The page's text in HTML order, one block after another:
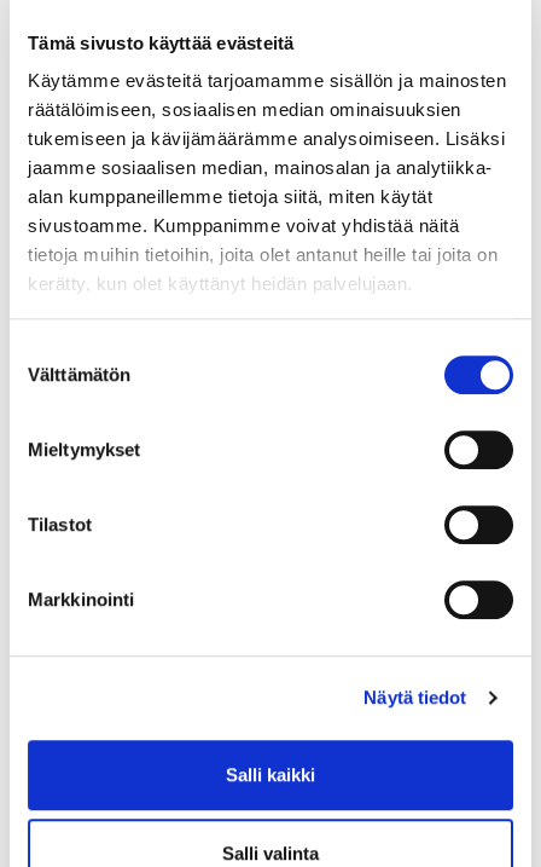
Tämä sivusto käyttää evästeitä
Käytämme evästeitä tarjoamamme sisällön ja mainosten
räätälöimiseen, sosiaalisen median ominaisuuksien
tukemiseen ja kävijämäärämme analysoimiseen. Lisäksi
jaamme sosiaalisen median, mainosalan ja analytiikka-
alan kumppaneillemme tietoja siitä, miten käytät
sivustoamme. Kumppanimme voivat yhdistää näitä
tietoja muihin tietoihin, joita olet antanut heille tai joita on
kerätty, kun olet käyttänyt heidän palvelujaan.
valinta
Välttämätön
Mieltymykset
Tilastot
Markkinointi
Näytä tiedot
Salli kaikki
Salli valinta
aiheutunutta kulumaa. Ota yhteys panttilainaamoon
kuljetusmaksuista sopimiseksi. Paino: 0 g
(1)
Johtava huuto:tomba
Hakaniemen Pantti
20.8.2026 19:01:30
Timanttisormus 2xn.0.40ct 1xn.0.80ct, koko 20¼, leveys 6-